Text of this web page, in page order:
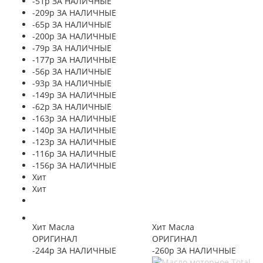
-209р ЗА НАЛИЧНЫЕ
-65р ЗА НАЛИЧНЫЕ
-200р ЗА НАЛИЧНЫЕ
-79р ЗА НАЛИЧНЫЕ
-177р ЗА НАЛИЧНЫЕ
-56р ЗА НАЛИЧНЫЕ
-93р ЗА НАЛИЧНЫЕ
-149р ЗА НАЛИЧНЫЕ
-62р ЗА НАЛИЧНЫЕ
-163р ЗА НАЛИЧНЫЕ
-140р ЗА НАЛИЧНЫЕ
-123р ЗА НАЛИЧНЫЕ
-116р ЗА НАЛИЧНЫЕ
-156р ЗА НАЛИЧНЫЕ
Хит
Хит
Хит Масла
ОРИГИНАЛ
-244р ЗА НАЛИЧНЫЕ
Хит Масла
ОРИГИНАЛ
-260р ЗА НАЛИЧНЫЕ